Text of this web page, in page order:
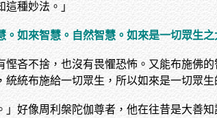
種妙法。」
如來智慧。自然智慧。如來是一切眾生
吝不捨，也沒有畏懼恐怖。又能布施佛
統布施給一切眾生，所以如來是一切眾生
好像周利槃陀伽尊者，他在往昔是大善